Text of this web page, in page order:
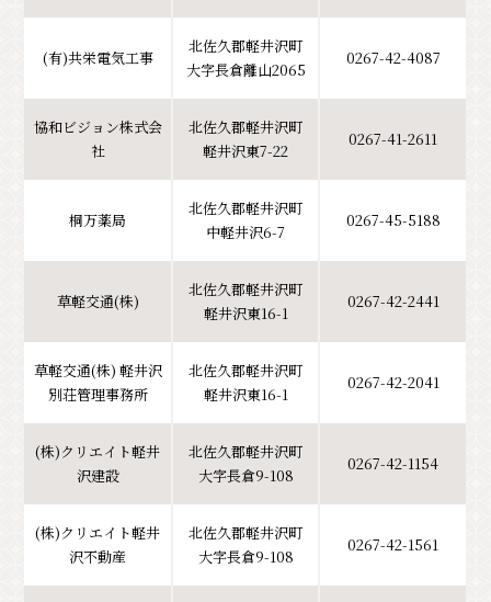
(有)共栄電気工事
北佐久郡軽井沢町
大字長倉離山2065
0267-42-4087
協和ビジョン株式会
社
北佐久郡軽井沢町
軽井沢東7-22
0267-41-2611
桐万薬局
北佐久郡軽井沢町
中軽井沢6-7
0267-45-5188
草軽交通(株)
北佐久郡軽井沢町
軽井沢東16-1
0267-42-2441
草軽交通(株) 軽井沢
別荘管理事務所
北佐久郡軽井沢町
軽井沢東16-1
0267-42-2041
(株)クリエイト軽井
沢建設
北佐久郡軽井沢町
大字長倉9-108
0267-42-1154
(株)クリエイト軽井
沢不動産
北佐久郡軽井沢町
大字長倉9-108
0267-42-1561